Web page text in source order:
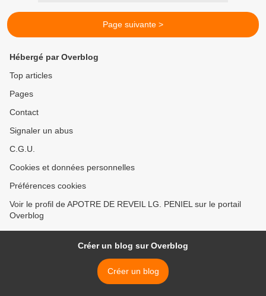
Page suivante >
Hébergé par Overblog
Top articles
Pages
Contact
Signaler un abus
C.G.U.
Cookies et données personnelles
Préférences cookies
Voir le profil de APOTRE DE REVEIL LG. PENIEL sur le portail
Overblog
Créer un blog sur Overblog
Créer un blog